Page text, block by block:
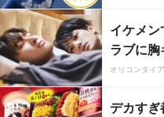
イケメ
ラブに
オリコンタイ
デカす